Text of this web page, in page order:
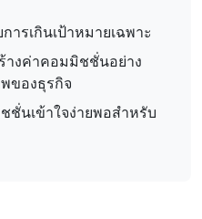
รเกินเป้าหมายเฉพาะ
างค่าคอมมิชชั่นอย่าง
ของธุรกิจ
ชั่นเข้าใจง่ายพอสำหรับ